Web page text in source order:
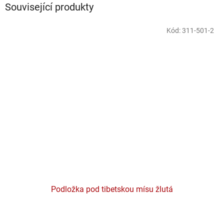
Související produkty
Podložka pod tibetskou mísu žlutá
Kód:311-501-2